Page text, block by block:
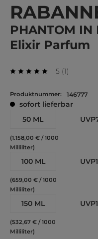
PHANTOM IN
Elixir Parfum
5 (1)
Bewertung
Produktnummer: 146777
sofort lieferbar
50 ML
(1.158,00 € / 1000
Milliliter)
UVP
100 ML
(659,00 € / 1000
Milliliter)
UVP
150 ML
(532,67 € / 1000
Milliliter)
UVP